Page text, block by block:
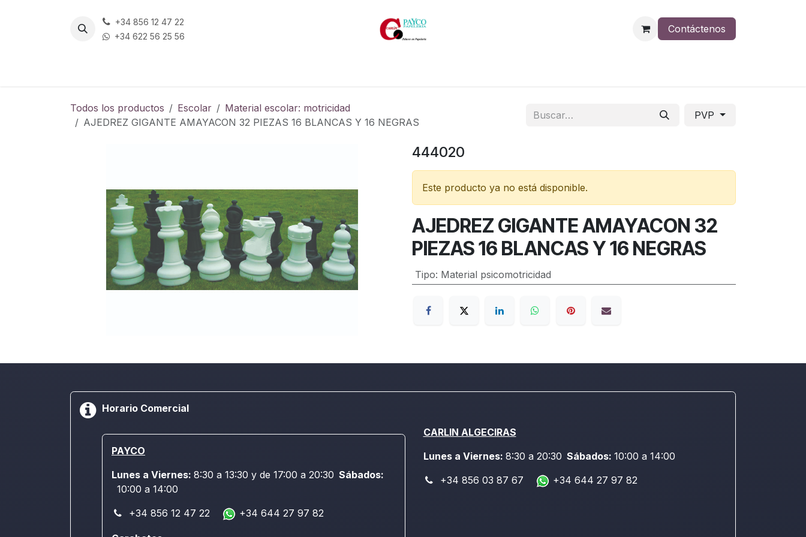
+34 856 12 47 22
+34 622 56 25 56
Contáctenos
Todos los productos Escolar
Material escolar: motricidad
AJEDREZ GIGANTE AMAYACON 32 PIEZAS 16 BLANCAS Y 16 NEGRAS
PVP
444020
Este producto ya no está disponible.
AJEDREZ GIGANTE AMAYACON 32
PIEZAS 16 BLANCAS Y 16 NEGRAS
Tipo: Material psicomotricidad
Horario Comercial
PAYCO
Lunes a Viernes: 8:30 a 13:30 y de 17:00 a 20:30 Sábados:
10:00 a 14:00
+34 856 12 47 22
+34 644 27 97 82
CARLIN ALGECIRAS
Lunes a Viernes: 8:30 a 20:30 Sábados: 10:00 a 14:00
+34 856 03 87 67
+34 644 27 97 82